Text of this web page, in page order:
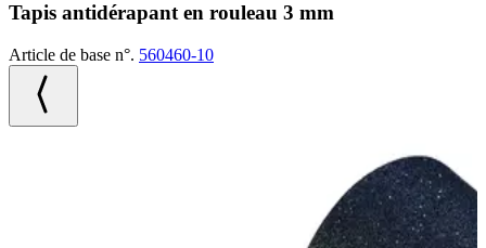
Tapis antidérapant en rouleau 3 mm
Article de base n°. 560460-10